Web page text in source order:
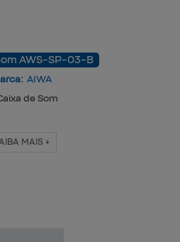
AWS-SP-03-B
AIWA
de Som
MAIS +